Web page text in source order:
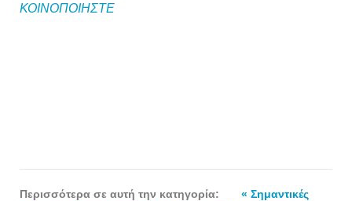
ΚΟΙΝΟΠΟΙΗΣΤΕ
Περισσότερα σε αυτή την κατηγορία:
« Σημαντικές